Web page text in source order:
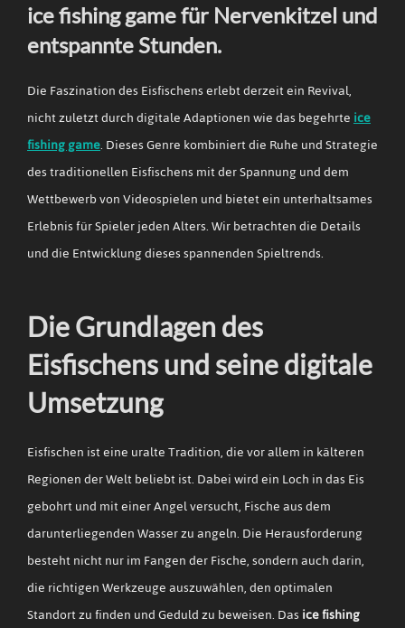
ice fishing game für Nervenkitzel und
entspannte Stunden.
Die Faszination des Eisfischens erlebt derzeit ein Revival,
nicht zuletzt durch digitale Adaptionen wie das begehrteice
fishing game. Dieses Genre kombiniert die Ruhe und Strategie
des traditionellen Eisfischens mit der Spannung und dem
Wettbewerb von Videospielen und bietet ein unterhaltsames
Erlebnis für Spieler jeden Alters. Wir betrachten die Details
und die Entwicklung dieses spannenden Spieltrends.
Die Grundlagen des
Eisfischens und seine digitale
Umsetzung
Eisfischen ist eine uralte Tradition, die vor allem in kälteren
Regionen der Welt beliebt ist. Dabei wird ein Loch in das Eis
gebohrt und mit einer Angel versucht, Fische aus dem
darunterliegenden Wasser zu angeln. Die Herausforderung
besteht nicht nur im Fangen der Fische, sondern auch darin,
die richtigen Werkzeuge auszuwählen, den optimalen
Standort zu finden und Geduld zu beweisen. Dasice fishing